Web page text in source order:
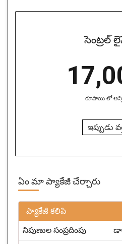
సెంట్రల్
రూపాయి లో అన్ని
ఇప్పుడు
ఏం మా ప్యాకేజీ చేర్చారు
ప్యాకేజీ కలిపి
నిపుణుల సంప్రదింపు